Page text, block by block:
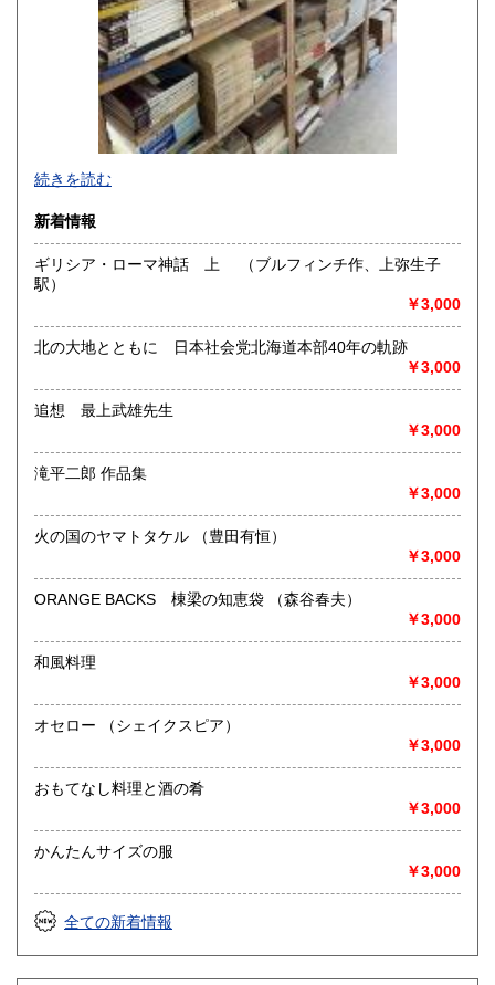
-
沿線名：-
最寄駅：-
営業時間：-
定休日：-
-
取り扱い分野
総記、哲学宗教、歴史、社会科学、自然科学、美術工芸、国
語国文、外国文学、古典籍、近代文献、趣味、外国書、サブ
カルチャー、古書一般（その他）
書籍全般
続きを読む
新着情報
ギリシア・ローマ神話 上 （ブルフィンチ作、上弥生子
駅）
￥3,000
北の大地とともに 日本社会党北海道本部40年の軌跡
￥3,000
追想 最上武雄先生
￥3,000
滝平二郎 作品集
￥3,000
火の国のヤマトタケル （豊田有恒）
￥3,000
ORANGE BACKS 棟梁の知恵袋 （森谷春夫）
￥3,000
和風料理
￥3,000
オセロー （シェイクスピア）
￥3,000
おもてなし料理と酒の肴
￥3,000
かんたんサイズの服
￥3,000
全ての新着情報